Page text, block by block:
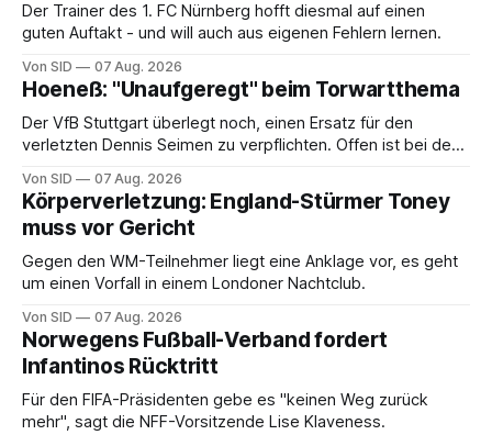
Der Trainer des 1. FC Nürnberg hofft diesmal auf einen
guten Auftakt - und will auch aus eigenen Fehlern lernen.
Von SID 07 Aug. 2026
Hoeneß: "Unaufgeregt" beim Torwartthema
Der VfB Stuttgart überlegt noch, einen Ersatz für den
verletzten Dennis Seimen zu verpflichten. Offen ist bei den
Von SID 07 Aug. 2026
Körperverletzung: England-Stürmer Toney
muss vor Gericht
Gegen den WM-Teilnehmer liegt eine Anklage vor, es geht
um einen Vorfall in einem Londoner Nachtclub.
Von SID 07 Aug. 2026
Norwegens Fußball-Verband fordert
Infantinos Rücktritt
Für den FIFA-Präsidenten gebe es "keinen Weg zurück
mehr", sagt die NFF-Vorsitzende Lise Klaveness.